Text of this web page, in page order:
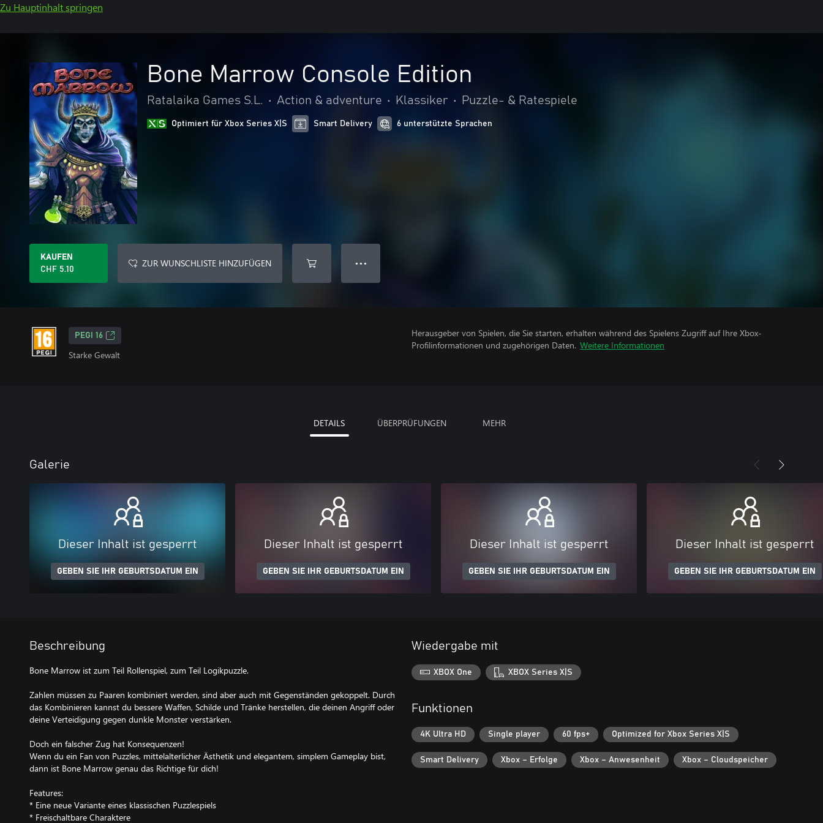
Zu Hauptinhalt springen
Bone Marrow Console Edition
Ratalaika Games S.L. • Action & adventure • Klassiker • Puzzle- & Ratespiele
Optimiert für Xbox Series X|S Smart Delivery 6 unterstützte Sprachen
KAUFEN
CHF 5.10
ZUR WUNSCHLISTE HINZUFÜGEN ● ● ●
PEGI 16
Starke Gewalt
Herausgeber von Spielen, die Sie starten, erhalten während des Spielens Zugriff auf Ihre Xbox-
Profilinformationen und zugehörigen Daten. Weitere Informationen
DETAILS ÜBERPRÜFUNGEN MEHR
Galerie
Dieser Inhalt ist gesperrt
GEBEN SIE IHR GEBURTSDATUM EIN
Dieser Inhalt ist gesperrt
GEBEN SIE IHR GEBURTSDATUM EIN
Dieser Inhalt ist gesperrt
GEBEN SIE IHR GEBURTSDATUM EIN
Dieser Inhalt ist gesperrt
GEBEN SIE IHR GEBURTSDATUM EIN
Beschreibung
Bone Marrow ist zum Teil Rollenspiel, zum Teil Logikpuzzle.
Zahlen müssen zu Paaren kombiniert werden, sind aber auch mit Gegenständen gekoppelt. Durch
das Kombinieren kannst du bessere Waffen, Schilde und Tränke herstellen, die deinen Angriff oder
deine Verteidigung gegen dunkle Monster verstärken.
Doch ein falscher Zug hat Konsequenzen!
Wenn du ein Fan von Puzzles, mittelalterlicher Ästhetik und elegantem, simplem Gameplay bist,
dann ist Bone Marrow genau das Richtige für dich!
Features:
* Eine neue Variante eines klassischen Puzzlespiels
* Freischaltbare Charaktere
Wiedergabe mit
XBOX One XBOX Series X|S
Funktionen
4K Ultra HD Single player 60 fps+ Optimized for Xbox Series X|S
Smart Delivery Xbox – Erfolge Xbox – Anwesenheit Xbox – Cloudspeicher